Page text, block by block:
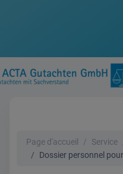
Page d'accueil Service
Dossier personnel